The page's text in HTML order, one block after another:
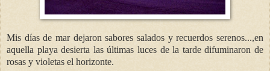
Mis días de mar dejaron sabores salados y recuerdos serenos...,en
aquella playa desierta las últimas luces de la tarde difuminaron de
rosas y violetas el horizonte.